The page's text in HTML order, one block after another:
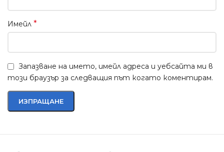
Имейл *
Запазване на името, имейл адреса и уебсайта ми в
този браузър за следващия път когато коментирам.